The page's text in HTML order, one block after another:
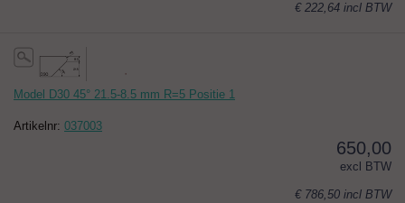
€ 222,64 incl BTW
Model D30 45° 21.5-8.5 mm R=5 Positie 1
Artikelnr: 037003
650,00
excl BTW
€ 786,50 incl BTW